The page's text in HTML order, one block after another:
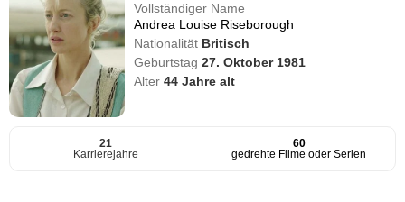
Vollständiger Name
Andrea Louise Riseborough
Nationalität Britisch
Geburtstag27. Oktober 1981
Alter44 Jahre alt
21
Karrierejahre
60
gedrehte Filme oder Serien